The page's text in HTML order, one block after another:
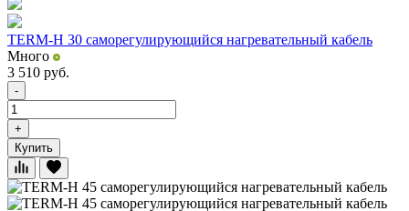
TERM-H 30 саморегулирующийся нагревательный кабель
Много
3 510 руб.
-
+
Купить